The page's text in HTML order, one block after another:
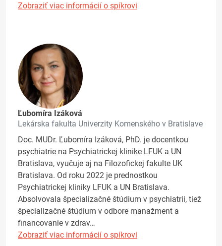
Zobraziť viac informácií o spíkrovi
Ľubomíra Izáková
Lekárska fakulta Univerzity Komenského v Bratislave
Doc. MUDr. Ľubomíra Izáková, PhD. je docentkou
psychiatrie na Psychiatrickej klinike LFUK a UN
Bratislava, vyučuje aj na Filozofickej fakulte UK
Bratislava. Od roku 2022 je prednostkou
Psychiatrickej kliniky LFUK a UN Bratislava.
Absolvovala špecializačné štúdium v psychiatrii, tiež
špecializačné štúdium v odbore manažment a
financovanie v zdrav…
Zobraziť viac informácií o spíkrovi